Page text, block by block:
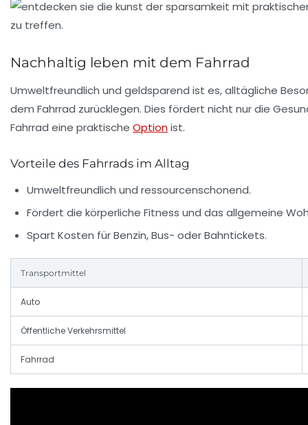
Nachhaltig leben mit dem Fahrrad
Umweltfreundlich und geldsparend ist es, alltägliche
dem Fahrrad zurücklegen. Dies fördert nicht nur die
Fahrrad eine praktische Optionist.
Vorteile des Fahrrads im Alltag
Umweltfreundlich und ressourcenschonend.
Fördert die körperliche Fitness und das allgemeine
Spart Kosten für Benzin, Bus- oder Bahntickets.
Transportmittel
Auto
Öffentliche Verkehrsmittel
Fahrrad